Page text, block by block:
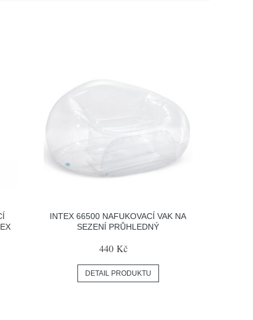
INTEX 66500 NAFUKOVACÍ VAK NA
SEZENÍ PRŮHLEDNÝ
440 Kč
DETAIL PRODUKTU